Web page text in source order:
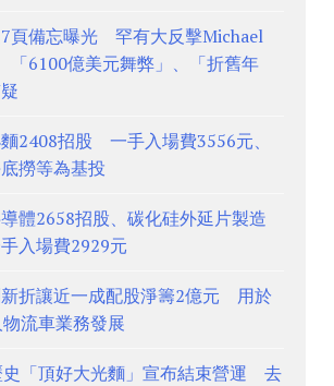
頁備忘曝光 罕有大反擊Michael
「6100億美元舞弊」、「折舊年
2408招股 一手入場費3556元、
撈等為基投
體2658招股、碳化硅外延片製造
入場費2929元
折讓近一成配股淨籌2億元 用於
流車業務發展
史「頂好大光麵」宣布結束營運 去